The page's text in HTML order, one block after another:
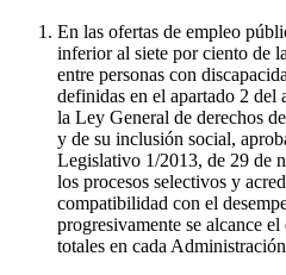
En las ofertas de empleo
inferior al siete por ciento de
entre personas con
definidas en el apartado 2
la Ley General de derechos
y de su inclusión social,
Legislativo 1/2013, de 29 de
los procesos selectivos y
compatibilidad con el
progresivamente se alcance
totales en cada